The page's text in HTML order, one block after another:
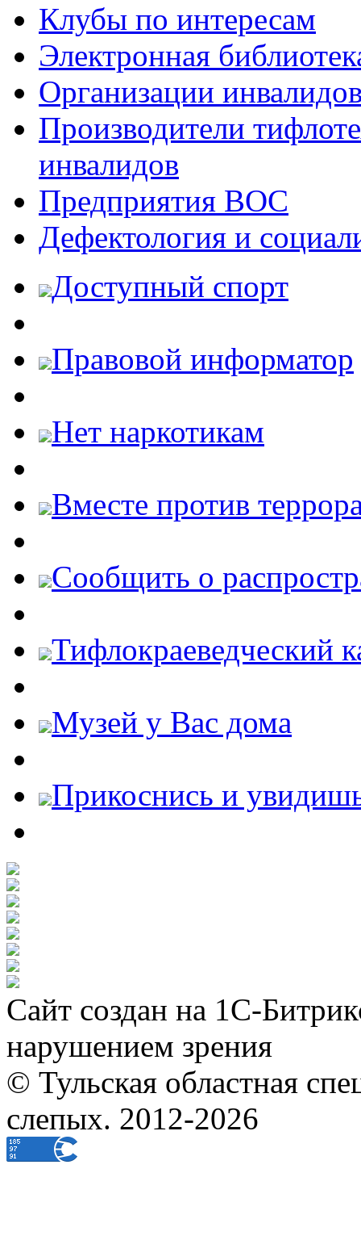
Клубы по интересам
Электронная
Организации
Производители
инвалидов
Предприятия ВОС
Дефектология и
Доступный спорт
Правовой информатор
Нет наркотикам
Вместе против
Cообщить о
Тифлокраеведческий
Музей у Вас дома
Прикоснись и
Сайт создан на 1С-
нарушением зрения
© Тульская областная
слепых. 2012-2026